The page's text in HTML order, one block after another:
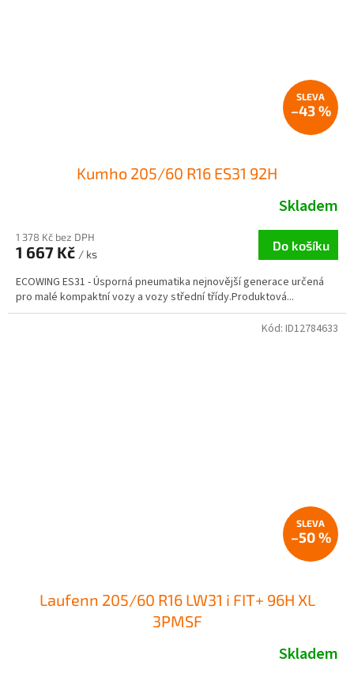
–43 %
Kumho 205/60 R16 ES31 92H
Skladem
1 378 Kč bez DPH
1 667 Kč / ks
Do košíku
ECOWING ES31 - Úsporná pneumatika nejnovější generace určená
pro malé kompaktní vozy a vozy střední třídy.Produktová...
–50 %
Laufenn 205/60 R16 LW31 i FIT+ 96H XL
3PMSF
Skladem
Kód: ID12784633